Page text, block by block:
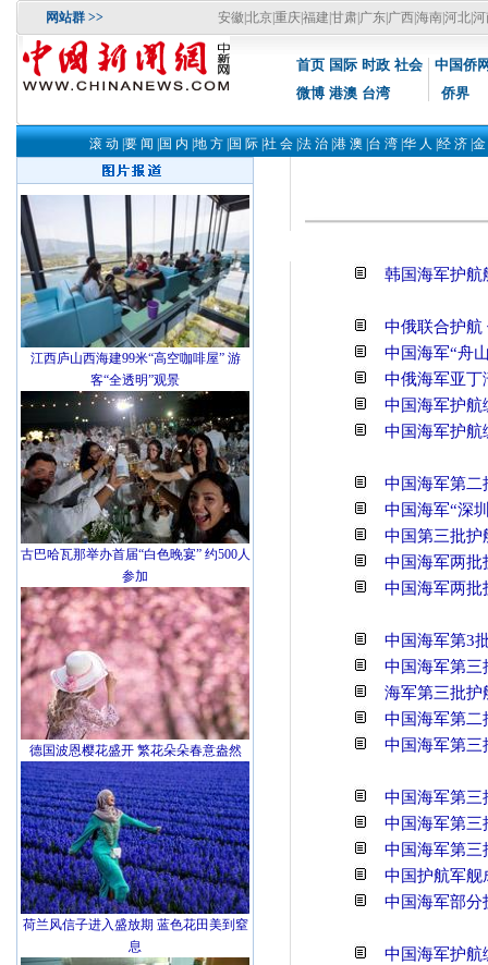
网站群 >> 安徽北京重庆福建 甘肃 广东 广西海南 河北
首页 国际 时政 社会
微博 港澳 台湾
中国侨
侨界
滚动 要闻 国内 地方 国际 社会 法治 港澳 台湾 华人 经济
江西庐山西海建99米“高空咖啡屋” 游
客“全透明”观景
古巴哈瓦那举办首届“白色晚宴” 约500人
参加
德国波恩樱花盛开 繁花朵朵春意盎然
荷兰风信子进入盛放期 蓝色花田美到窒
息
韩国海军护航
中俄联合护航
中国海军“舟
中俄海军亚丁
中国海军护航
中国海军护航
中国海军第二
中国海军“深
中国第三批护
中国海军两批
中国海军两批
中国海军第3
中国海军第三
海军第三批护
中国海军第二
中国海军第三
中国海军第三
中国海军第三
中国海军第三
中国护航军舰
中国海军部分
中国海军护航